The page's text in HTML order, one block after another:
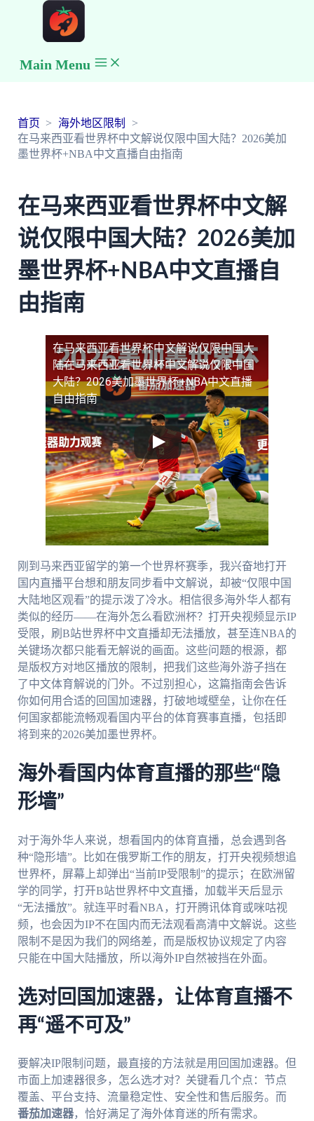
Main Menu
首页
海外地区限制
在马来西亚看世界杯中文解说仅限中国大陆？2026美加
墨世界杯+NBA中文直播自由指南
在马来西亚看世界杯中文解
说仅限中国大陆？2026美加
墨世界杯+NBA中文直播自
由指南
在马来西亚看世界杯中文解说仅限中国大
陆在马来西亚看世界杯中文解说仅限中国
大陆？2026美加墨世界杯+NBA中文直播
自由指南
刚到马来西亚留学的第一个世界杯赛季，我兴奋地打开
国内直播平台想和朋友同步看中文解说，却被“仅限中国
大陆地区观看”的提示泼了冷水。相信很多海外华人都有
类似的经历——在海外怎么看欧洲杯？打开央视频显示IP
受限，刷B站世界杯中文直播却无法播放，甚至连NBA的
关键场次都只能看无解说的画面。这些问题的根源，都
是版权方对地区播放的限制，把我们这些海外游子挡在
了中文体育解说的门外。不过别担心，这篇指南会告诉
你如何用合适的回国加速器，打破地域壁垒，让你在任
何国家都能流畅观看国内平台的体育赛事直播，包括即
将到来的2026美加墨世界杯。
海外看国内体育直播的那些“隐
形墙”
对于海外华人来说，想看国内的体育直播，总会遇到各
种“隐形墙”。比如在俄罗斯工作的朋友，打开央视频想追
世界杯，屏幕上却弹出“当前IP受限制”的提示；在欧洲留
学的同学，打开B站世界杯中文直播，加载半天后显示
“无法播放”。就连平时看NBA，打开腾讯体育或咪咕视
频，也会因为IP不在国内而无法观看高清中文解说。这些
限制不是因为我们的网络差，而是版权协议规定了内容
只能在中国大陆播放，所以海外IP自然被挡在外面。
选对回国加速器，让体育直播不
再“遥不可及”
要解决IP限制问题，最直接的方法就是用回国加速器。但
市面上加速器很多，怎么选才对？关键看几个点：节点
覆盖、平台支持、流量稳定性、安全性和售后服务。而
番茄加速器，恰好满足了海外体育迷的所有需求。